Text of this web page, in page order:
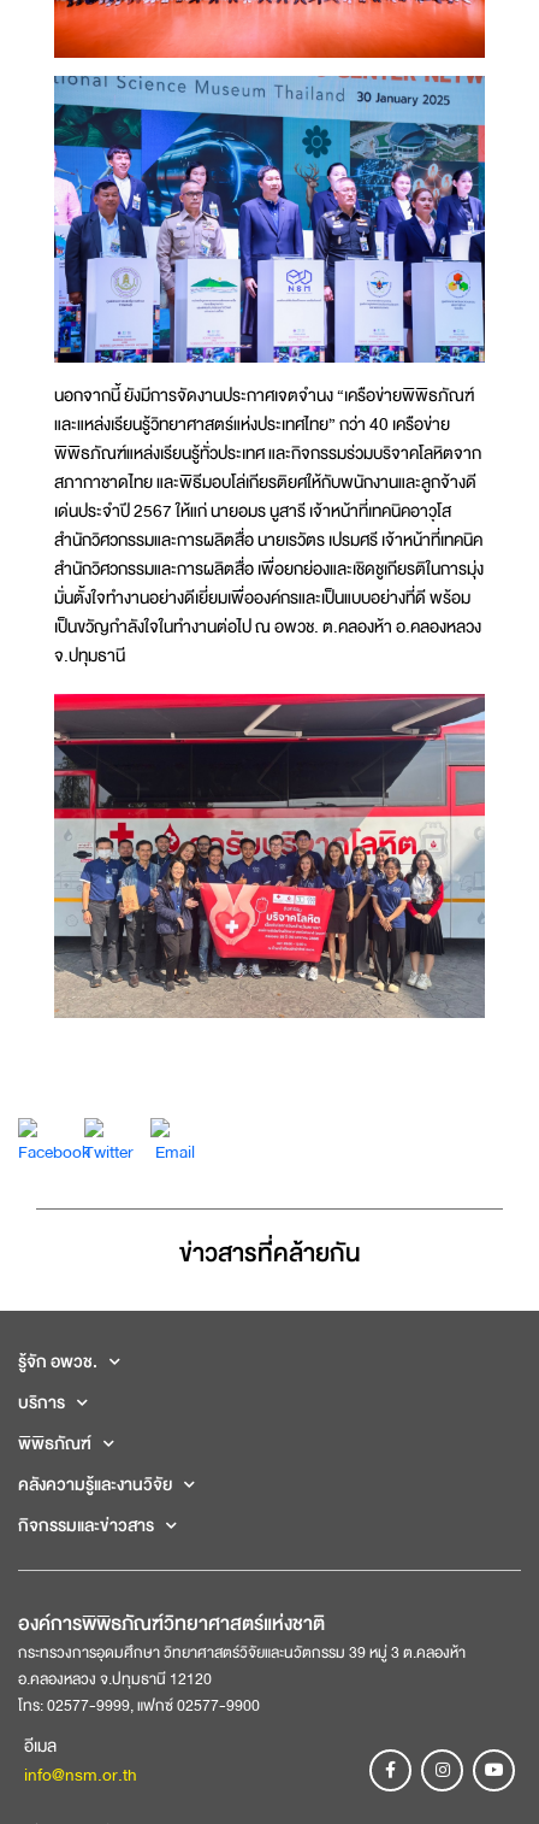
นอกจากนี้ ยังมีการจัดงานประกาศเจตจำนง “เครือข่ายพิพิธภัณฑ์
และแหล่งเรียนรู้วิทยาศาสตร์แห่งประเทศไทย” กว่า 40 เครือข่าย
พิพิธภัณฑ์แหล่งเรียนรู้ทั่วประเทศ และกิจกรรมร่วมบริจาคโลหิตจาก
สภากาชาดไทย และพิธีมอบโล่เกียรติยศให้กับพนักงานและลูกจ้างดี
เด่นประจำปี 2567 ให้แก่ นายอมร นูสารี เจ้าหน้าที่เทคนิคอาวุโส
สำนักวิศวกรรมและการผลิตสื่อ นายเรวัตร เปรมศรี เจ้าหน้าที่เทคนิค
สำนักวิศวกรรมและการผลิตสื่อ เพื่อยกย่องและเชิดชูเกียรติในการมุ่ง
มั่นตั้งใจทำงานอย่างดีเยี่ยมเพื่อองค์กรและเป็นแบบอย่างที่ดี พร้อม
เป็นขวัญกำลังใจในทำงานต่อไป ณ อพวช. ต.คลองห้า อ.คลองหลวง
จ.ปทุมธานี
ข่าวสารที่่คล้ายกัน
รู้จัก อพวช.
บริการ
พิพิธภัณฑ์
คลังความรู้และงานวิจัย
กิจกรรมและข่าวสาร
องค์การพิพิธภัณฑ์วิทยาศาสตร์แห่งชาติ
กระทรวงการอุดมศึกษา วิทยาศาสตร์วิจัยและนวัตกรรม 39 หมู่ 3 ต.คลองห้า
อ.คลองหลวง จ.ปทุมธานี 12120
โทร: 02577-9999, แฟกซ์ 02577-9900
อีเมล
info@nsm.or.th